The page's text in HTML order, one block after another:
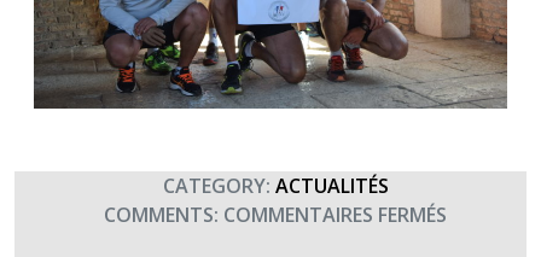
CATEGORY: ACTUALITÉS
COMMENTS: COMMENTAIRES FERMÉS